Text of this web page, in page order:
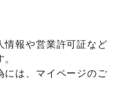
情報や営業許可証など
には、マイページのご